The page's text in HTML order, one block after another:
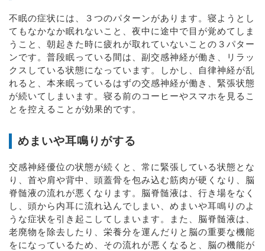
不眠の症状には、３つのパターンがあります。寝ようとし
てもなかなか眠れないこと、夜中に途中で目が覚めてしま
うこと、朝起きた時に疲れが取れていないことの３パター
ンです。普段眠っている間は、副交感神経が働き、リラッ
クスしている状態になっています。しかし、自律神経が乱
れると、本来眠っているはずの交感神経が働き、緊張状態
が続いてしまいます。寝る前のコーヒーやスマホを見るこ
とを控えることが効果的です。
めまいや耳鳴りがする
交感神経優位の状態が続くと、常に緊張している状態とな
り、首や肩や背中、頭蓋骨を包み込む筋肉が硬くなり、脳
脊髄液の流れが悪くなります。脳脊髄液は、行き場をなく
し、頭から内耳に流れ込んでしまい、めまいや耳鳴りのよ
うな症状を引き起こしてしまいます。また、脳脊髄液は、
老廃物を除去したり、栄養分を運んだりと脳の重要な機能
をになっているため、その流れが悪くなると、脳の機能が